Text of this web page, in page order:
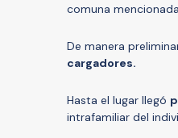
comuna
De manera
cargadores.
Hasta el lugar llegó
intrafamiliar del